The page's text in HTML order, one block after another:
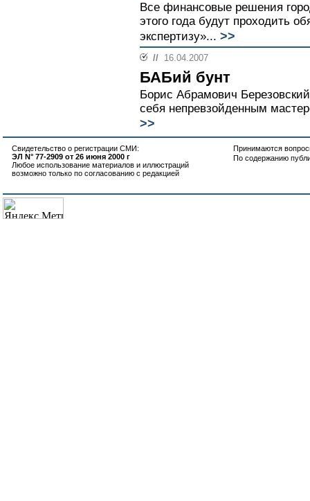
Все финансовые решения
этого года будут проходить
экспертизу»... >>
// 16.04.2007
БАБий бунт
Борис Абрамович
себя непревзойденным
>>
Свидетельство о регистрации СМИ:
ЭЛ N° 77-2909 от 26 июня 2000 г
Любое использование материалов и иллюстраций
возможно только по согласованию с редакцией
Принимаются
По содержанию